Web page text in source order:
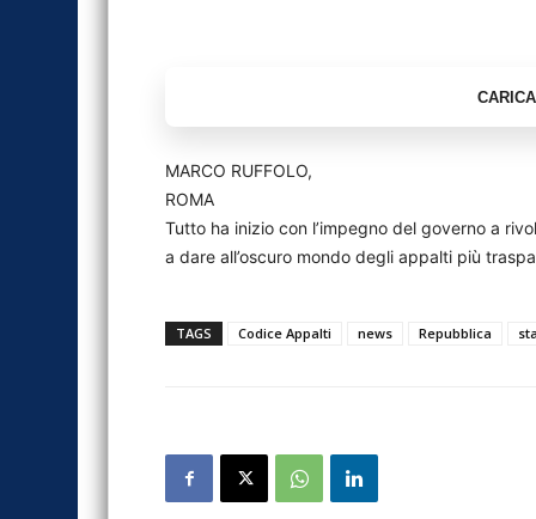
MARCO RUFFOLO,
ROMA
Tutto ha inizio con l’impegno del governo a
a dare all’oscuro mondo degli appalti più
TAGS Codice Appalti news Repubblica